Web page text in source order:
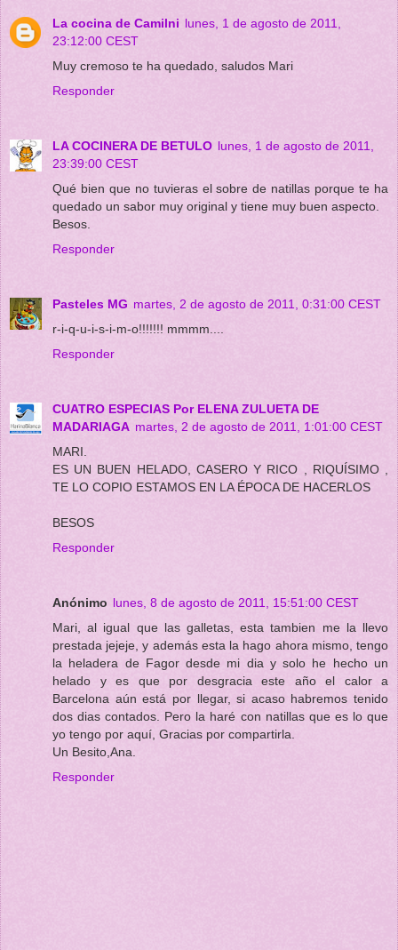
La cocina de Camilni lunes, 1 de agosto de 2011,
23:12:00 CEST
Muy cremoso te ha quedado, saludos Mari
Responder
LA COCINERA DE BETULO lunes, 1 de agosto de 2011,
23:39:00 CEST
Qué bien que no tuvieras el sobre de natillas porque te ha
quedado un sabor muy original y tiene muy buen aspecto.
Besos.
Responder
Pasteles MG martes, 2 de agosto de 2011, 0:31:00 CEST
r-i-q-u-i-s-i-m-o!!!!!!! mmmm....
Responder
CUATRO ESPECIAS Por ELENA ZULUETA DE
MADARIAGA martes, 2 de agosto de 2011, 1:01:00 CEST
MARI.
ES UN BUEN HELADO, CASERO Y RICO , RIQUÍSIMO ,
TE LO COPIO ESTAMOS EN LA ÉPOCA DE HACERLOS
BESOS
Responder
Anónimo lunes, 8 de agosto de 2011, 15:51:00 CEST
Mari, al igual que las galletas, esta tambien me la llevo
prestada jejeje, y además esta la hago ahora mismo, tengo
la heladera de Fagor desde mi dia y solo he hecho un
helado y es que por desgracia este año el calor a
Barcelona aún está por llegar, si acaso habremos tenido
dos dias contados. Pero la haré con natillas que es lo que
yo tengo por aquí, Gracias por compartirla.
Un Besito,Ana.
Responder